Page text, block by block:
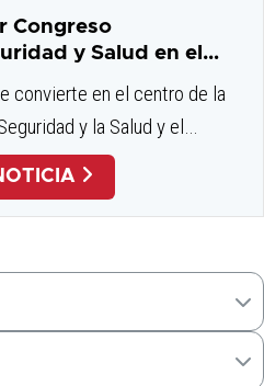
Congreso
y Salud en el
convierte en el centro de la
y la Salud y el
nos unimos bajo el lema
para aprender de expertos